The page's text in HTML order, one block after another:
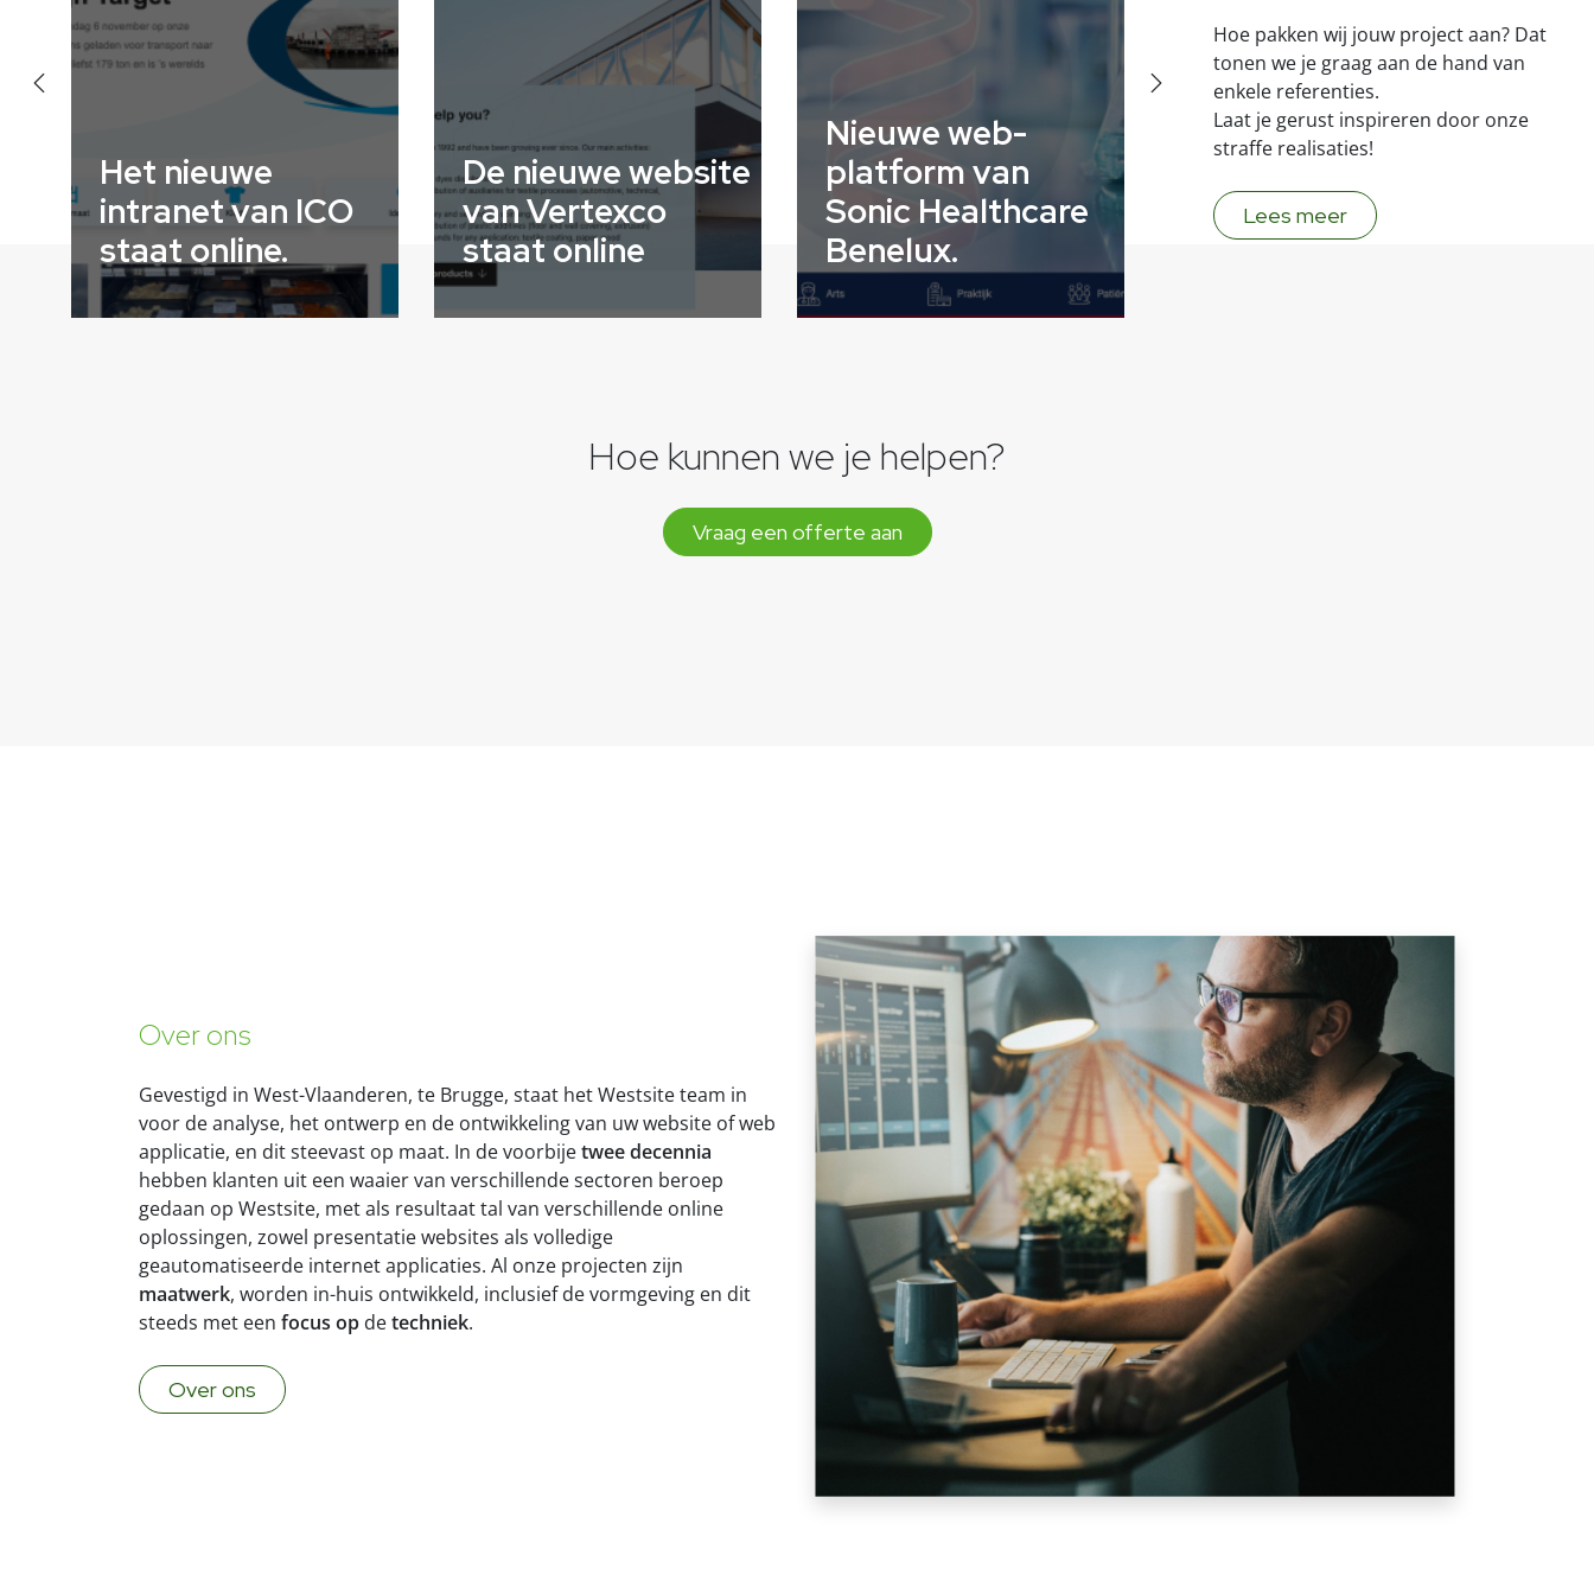
Het nieuwe
intranet van ICO
staat online.
De nieuwe website
van Vertexco
staat online
Nieuwe web-
platform van
Sonic Healthcare
Benelux.
van Hydrauliek VB
Parts staat online.
Hoe pakken wij jouw project aan? Dat
tonen we je graag aan de hand van
enkele referenties.
Laat je gerust inspireren door onze
straffe realisaties!
Lees meer
Hoe kunnen we je helpen?
Vraag een offerte aan
Over ons
Gevestigd in West-Vlaanderen, te Brugge, staat het Westsite team in
voor de analyse, het ontwerp en de ontwikkeling van uwwebsite ofweb
applicatie, en dit steevast op maat. In de voorbijetweedecennia
hebben klanten uit een waaier van verschillende sectoren beroep
gedaan op Westsite, met als resultaat tal van verschillende online
oplossingen, zowel presentatie websites als volledige
geautomatiseerde internet applicaties. Al onze projecten zijn
maatwerk, worden in-huis ontwikkeld, inclusief de vormgeving en dit
steeds met een focus op detechniek.
Over ons